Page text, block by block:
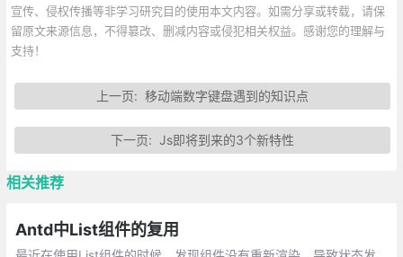
宣传、侵权传播等非学习研究目的使用本文内容。如需分享或转载，请保
留原文来源信息，不得篡改、删减内容或侵犯相关权益。感谢您的理解与
支持！
上一页: 移动端数字键盘遇到的知识点
下一页: Js即将到来的3个新特性
相关推荐
Antd中List组件的复用